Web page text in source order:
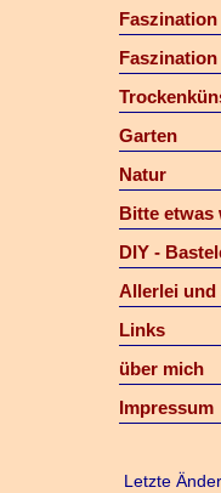
Garten
Natur
Bitte etwas
DIY -
Allerlei und
Links
über mich
Impressum
Letzte